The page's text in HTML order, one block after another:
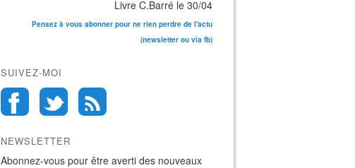
Livre C.Barré le 30/04
Pensez à vous abonner pour ne rien perdre de l'actu
(newsletter ou via fb)
SUIVEZ-MOI
NEWSLETTER
Abonnez-vous pour être averti des nouveaux